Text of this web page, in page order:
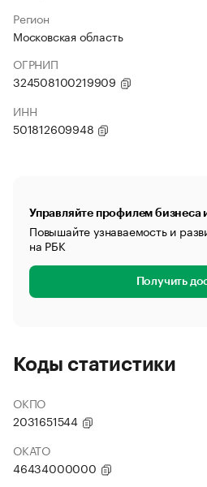
Регион
Московская область
ОГРНИП
324508100219909
ИНН
501812609948
Управляйте профилем бизнеса
Повышайте узнаваемость и
на РБК
Получить
Коды статистики
ОКПО
2031651544
ОКАТО
46434000000